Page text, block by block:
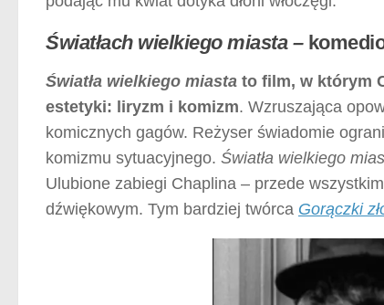
Światłach wielkiego miasta –
Światła wielkiego miasta to film, w którym
estetyki: liryzm i komizm. Wzruszająca
komicznych gagów. Reżyser świadomie
komizmu sytuacyjnego. Światła wielkiego
Ulubione zabiegi Chaplina – przede
dźwiękowym. Tym bardziej twórca Gorączki